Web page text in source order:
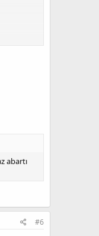
abartı
#6